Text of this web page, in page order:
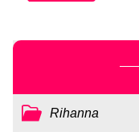
Rihanna